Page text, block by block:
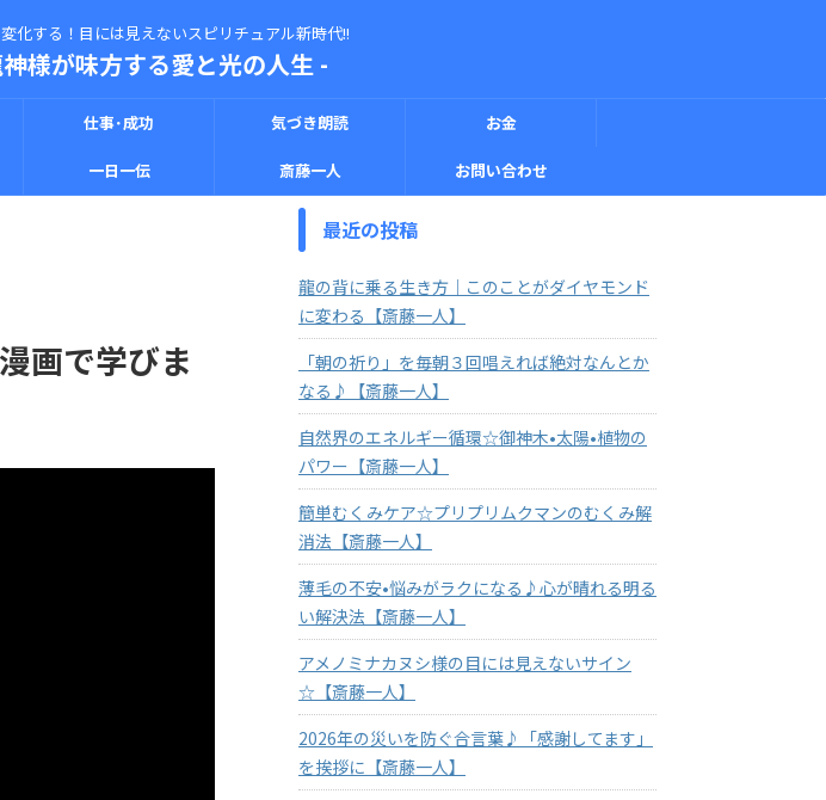
化する！目には見えないスピリチュアル新時代!!
様が味方する愛と光の人生 -
仕事･成功 気づき朗読 お金
一日一伝 斎藤一人 お問い合わせ
画で学びま
最近の投稿
龍の背に乗る生き方｜このことがダイヤモンド
に変わる【斎藤一人】
「朝の祈り」を毎朝３回唱えれば絶対なんとか
なる♪【斎藤一人】
自然界のエネルギー循環☆御神木•太陽•植物の
パワー【斎藤一人】
簡単むくみケア☆プリプリムクマンのむくみ解
消法【斎藤一人】
薄毛の不安•悩みがラクになる♪心が晴れる明る
い解決法【斎藤一人】
アメノミナカヌシ様の目には見えないサイン
☆【斎藤一人】
2026年の災いを防ぐ合言葉♪「感謝してます」
を挨拶に【斎藤一人】